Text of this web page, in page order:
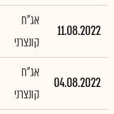
11.08.2022
אג"ח
קונצרני
04.08.2022
אג"ח
קונצרני